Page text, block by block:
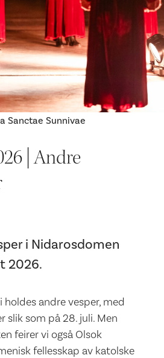
Sanctae Sunnivae
| Andre
i Nidarosdomen
2026.
holdes andre vesper, med
slik som på 28. juli. Men
feirer vi også Olsok
fellesskap av katolske